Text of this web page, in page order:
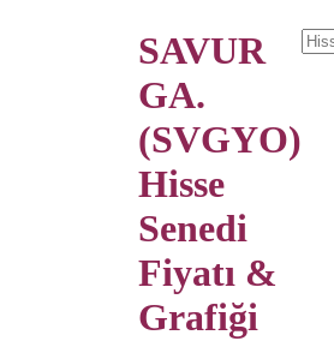
SAVUR
GA.
(SVGYO)
Hisse
Senedi
Fiyatı &
Grafiği